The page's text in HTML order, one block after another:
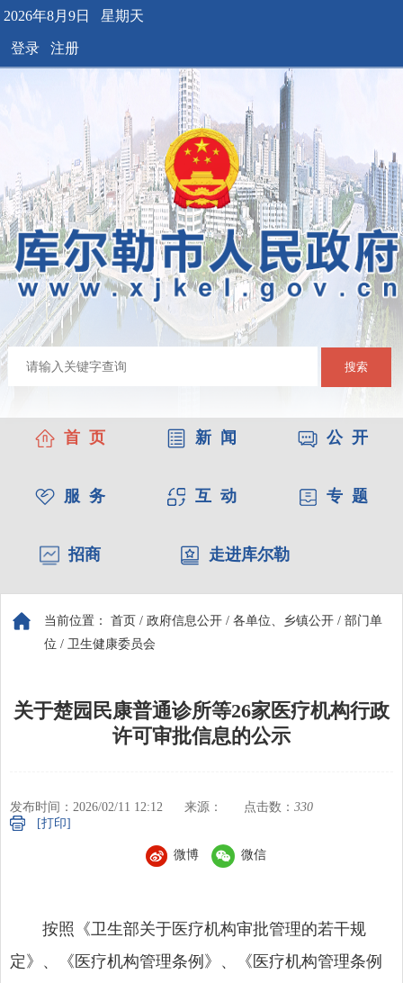
2026年8月9日 星期天
登录 注册
搜索
首 页 新 闻 公 开
服 务 互 动 专 题
招商 走进库尔勒
当前位置： 首页 / 政府信息公开 / 各单位、乡镇公开 / 部门单
位 / 卫生健康委员会
关于楚园民康普通诊所等26家医疗机构行政
许可审批信息的公示
发布时间：2026/02/11 12:12 来源： 点击数： 330
[打印]
微博 微信
按照《卫生部关于医疗机构审批管理的若干规
定》、《医疗机构管理条例》、《医疗机构管理条例